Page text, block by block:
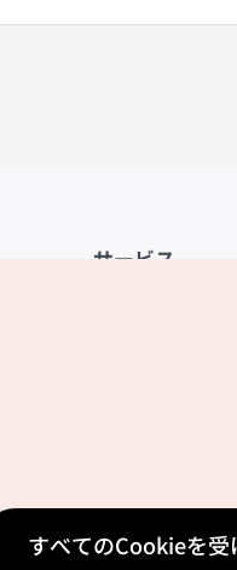
サービス
位置情報サービ
個人位置情報取扱
すべてのCookieを受